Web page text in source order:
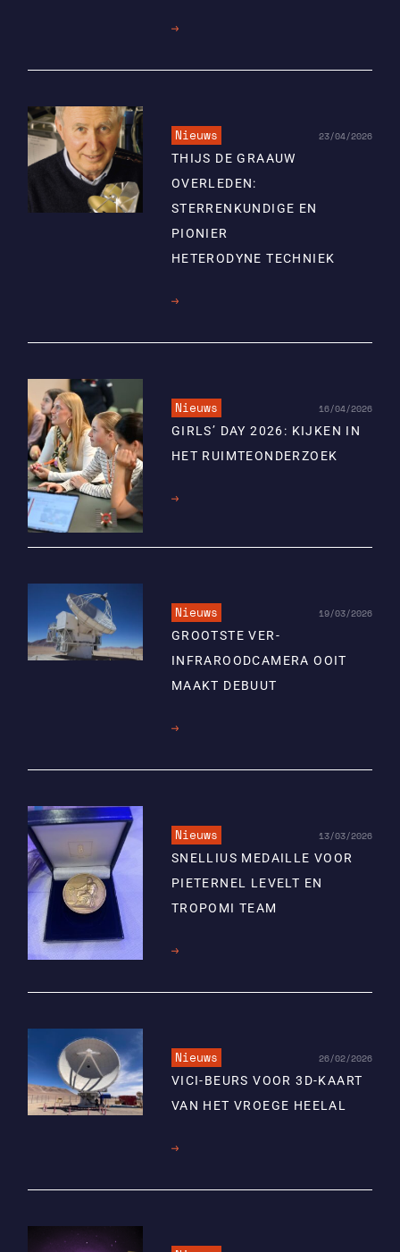
Lees
Nieuws 23/04/2026
THIJS DE GRAAUW
OVERLEDEN:
STERRENKUNDIGE EN
PIONIER
HETERODYNE TECHNIEK
Lees
Nieuws 16/04/2026
GIRLS’ DAY 2026: KIJKEN IN
HET RUIMTEONDERZOEK
Lees
Nieuws 19/03/2026
GROOTSTE VER-
INFRAROODCAMERA OOIT
MAAKT DEBUUT
Lees
Nieuws 13/03/2026
SNELLIUS MEDAILLE VOOR
PIETERNEL LEVELT EN
TROPOMI TEAM
Lees
Nieuws 26/02/2026
VICI-BEURS VOOR 3D-KAART
VAN HET VROEGE HEELAL
Lees